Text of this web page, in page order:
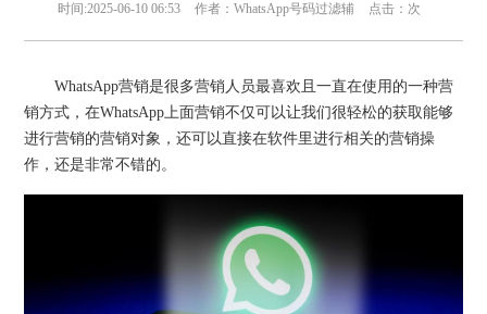
时间:2025-06-10 06:53 作者：WhatsApp号码过滤辅 点击： 次
WhatsApp营销是很多营销人员最喜欢且一直在使用的一种营
销方式，在WhatsApp上面营销不仅可以让我们很轻松的获取能够
进行营销的营销对象，还可以直接在软件里进行相关的营销操
作，还是非常不错的。